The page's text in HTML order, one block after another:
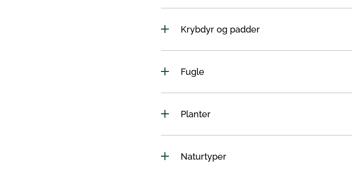
Krybdyr og padder
Fugle
Planter
Naturtyper